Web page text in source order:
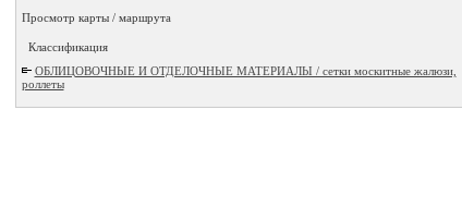
Просмотр карты / маршрута
Классификация
ОБЛИЦОВОЧНЫЕ И ОТДЕЛОЧНЫЕ МАТЕРИАЛЫ / сетки москитные жалюзи,
роллеты